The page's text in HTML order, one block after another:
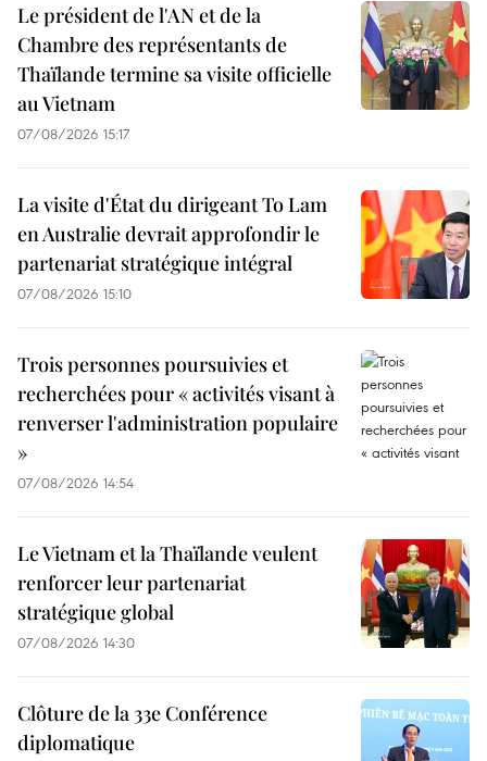
Le président de l'AN et de la
Chambre des représentants de
Thaïlande termine sa visite officielle
au Vietnam
07/08/2026 15:17
La visite d'État du dirigeant To Lam
en Australie devrait approfondir le
partenariat stratégique intégral
07/08/2026 15:10
Trois personnes poursuivies et
recherchées pour « activités visant à
renverser l'administration populaire
»
07/08/2026 14:54
Le Vietnam et la Thaïlande veulent
renforcer leur partenariat
stratégique global
07/08/2026 14:30
Clôture de la 33e Conférence
diplomatique